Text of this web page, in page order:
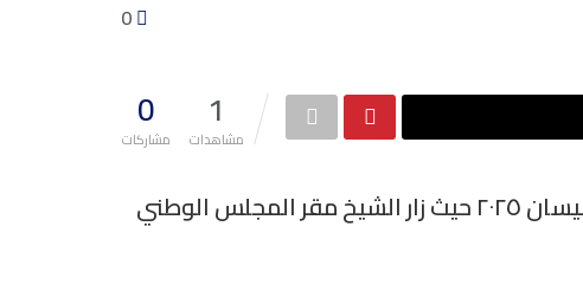
0
مشاركات
1
مشاهدات
رئاسة المجلس الوطني الكردي تستقبل وفدا برئاسة الشيخ مرشد معشوق الخزنوي بتاريخ ٢٧ نيسان ٢٠٢٥ حيث زار الشيخ مقر المجلس الوطني